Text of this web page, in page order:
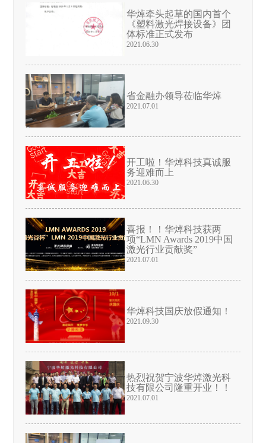
华焯牵头起草的国内首个
《塑料激光焊接设备》团
体标准正式发布
2021.06.30
省金融办领导莅临华焯
2021.07.01
开工啦！华焯科技真诚服
务迎难而上
2021.06.30
喜报！！华焯科技获两
项“LMN Awards 2019中国
激光行业贡献奖”
2021.07.01
华焯科技国庆放假通知！
2021.09.30
热烈祝贺宁波华焯激光科
技有限公司隆重开业！！
2021.07.01